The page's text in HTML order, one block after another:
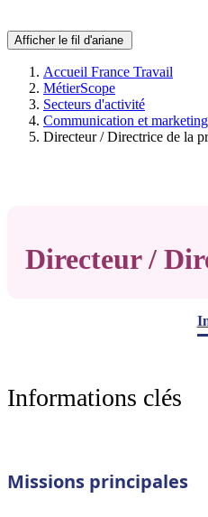
Afficher le fil d'ariane
Accueil France Travail
MétierScope
Secteurs d'activité
Communication et marketing
Directeur / Directrice de la
Directeur /
Informations clés
Missions principales